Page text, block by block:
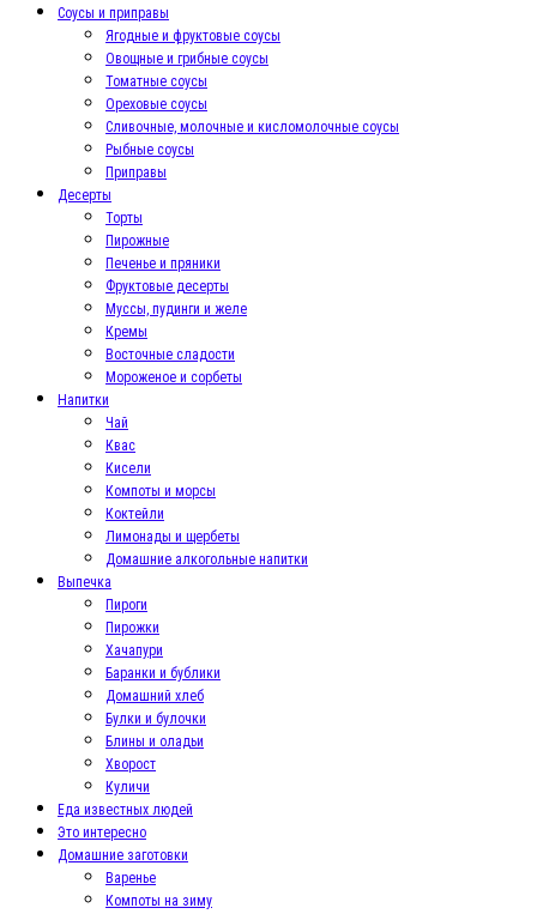
Соусы и приправы
Ягодные и фруктовые соусы
Овощные и грибные соусы
Томатные соусы
Ореховые соусы
Сливочные, молочные и кисломолочные соусы
Рыбные соусы
Приправы
Десерты
Торты
Пирожные
Печенье и пряники
Фруктовые десерты
Муссы, пудинги и желе
Кремы
Восточные сладости
Мороженое и сорбеты
Напитки
Чай
Квас
Кисели
Компоты и морсы
Коктейли
Лимонады и щербеты
Домашние алкогольные напитки
Выпечка
Пироги
Пирожки
Хачапури
Баранки и бублики
Домашний хлеб
Булки и булочки
Блины и оладьи
Хворост
Куличи
Еда известных людей
Это интересно
Домашние заготовки
Варенье
Компоты на зиму